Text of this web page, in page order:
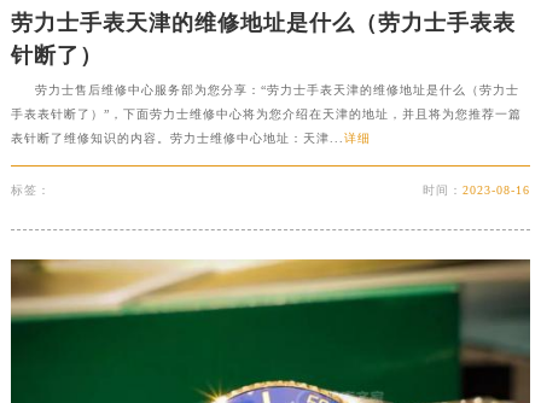
劳力士手表天津的维修地址是什么（劳力士手表表
针断了）
劳力士售后维修中心服务部为您分享：“劳力士手表天津的维修地址是什么（劳力士
手表表针断了）”，下面劳力士维修中心将为您介绍在天津的地址，并且将为您推荐一篇
表针断了维修知识的内容。劳力士维修中心地址：天津... 详细
标签： 时间：2023-08-16